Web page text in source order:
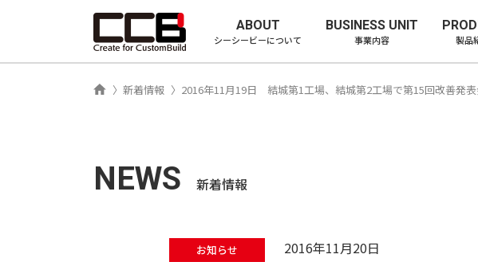
シーシービー株式
ABOUT
シーシービーについて
BUSINESS UNIT
事業内容 製品
ホーム
新着情報 2016年11月19日 結城第1工場、結城第2工場で第15回改善発表
NEWS 新着情報
お知らせ 2016年11月20日